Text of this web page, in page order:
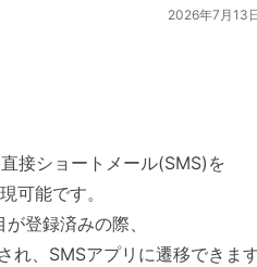
2026年7月13
接ショートメール(SMS)を
可能です。
登録済みの際、
、SMSアプリに遷移できます